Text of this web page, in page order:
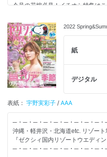
今号の花嫁必見！イチオシ特集は
【別冊付録】-------------------------
◆沖縄WEDDING BOOK
◆ゲストが嬉しいリゾート婚おもて
◆準備ダンドリTO DO シート
◆全国の教会＆式場100Book
【特集】-------------------------
◆リゾート婚・地元婚・海外婚 「
◆癒やしの軽井沢ウエディング
◆Location Photo in JAPAN
◆リゾート花嫁のヘアStyle24
◆New Normal なリゾート婚の今
2022
紙
デジタル
表紙： 宇野実彩子 / AAA
─・─・─・─・─・─・─・─・─
沖縄・軽井沢・北海道etc. リゾー
『ゼクシィ国内リゾートウエディン
─・─・─・─・─・─・─・─・─